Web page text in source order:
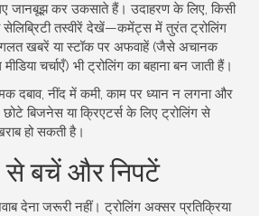
जानबूझ कर उकसाते हैं। उदाहरण के लिए, किसी
सेलिब्रिटी तस्वीरें देखें—कमेंट्स में तुरंत ट्रोलिंग
खबरें या स्टॉक पर अफवाहें (जैसे अचानक
चर्चाएँ) भी ट्रोलिंग का बहाना बन जाती हैं।
दबाव, नींद में कमी, काम पर ध्यान न लगना और
बिजनेस या क्रिएटर्स के लिए ट्रोलिंग से
हो सकती है।
से बचें और निपटें
देना जरूरी नहीं। ट्रोलिंग अक्सर प्रतिक्रिया